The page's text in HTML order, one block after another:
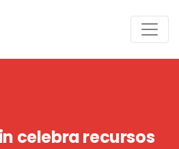
celebra recursos